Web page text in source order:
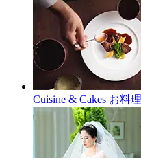
Cuisine & Cakes お料